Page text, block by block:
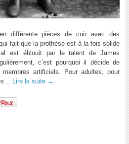
différente pièces de cuir avec des
fait que la prothèse est à la fois solide
est éblouit par le talent de James
c’est pourquoi il décide de
artificiels. Pour adultes, pour
Lire la suite →